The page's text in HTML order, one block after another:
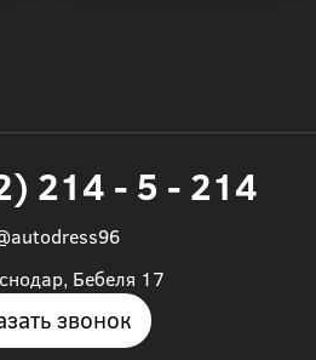
214 - 5 - 214
Бебеля 17
звонок